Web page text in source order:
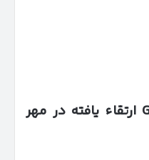
ارتقاء یافته در مهر